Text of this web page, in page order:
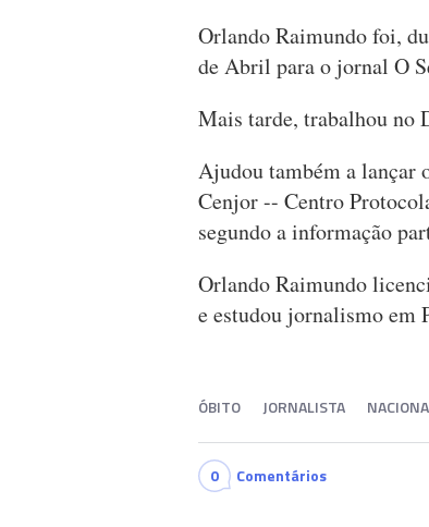
Orlando Raimundo foi,
de Abril para o jornal O
Mais tarde, trabalhou no
Ajudou também a lançar
Cenjor -- Centro
segundo a informação
Orlando Raimundo
e estudou jornalismo em
ÓBITO JORNALISTA
0 Comentários